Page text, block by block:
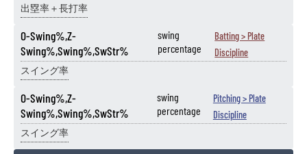
出塁率＋長打率
O-Swing%,Z-
Swing%,Swing%,SwStr%
swing
percentage
Batting > Plate
Discipline
スイング率
O-Swing%,Z-
Swing%,Swing%,SwStr%
swing
percentage
Pitching > Plate
Discipline
スイング率